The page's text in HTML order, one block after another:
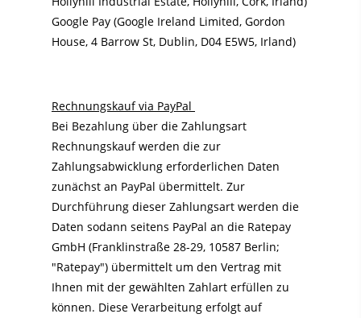
Google Pay (Google Ireland Limited, Gordon
House, 4 Barrow St, Dublin, D04 E5W5, Irland)
Rechnungskauf via PayPal
Bei Bezahlung über die Zahlungsart
Rechnungskauf werden die zur
Zahlungsabwicklung erforderlichen Daten
zunächst an PayPal übermittelt. Zur
Durchführung dieser Zahlungsart werden die
Daten sodann seitens PayPal an die Ratepay
GmbH (Franklinstraße 28-29, 10587 Berlin;
"Ratepay") übermittelt um den Vertrag mit
Ihnen mit der gewählten Zahlart erfüllen zu
können. Diese Verarbeitung erfolgt auf